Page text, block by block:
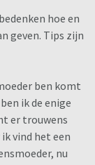
hoe en
geven. Tips zijn
ben komt
ik de enige
er trouwens
vind het een
nu